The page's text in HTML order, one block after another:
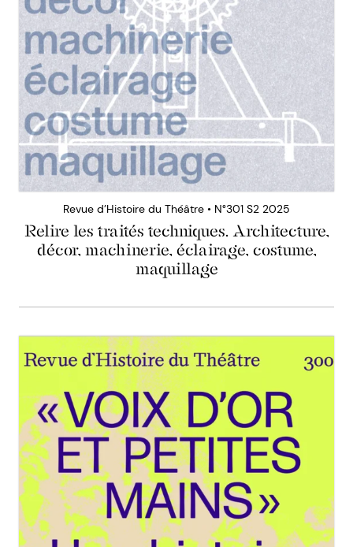
Revue d’Histoire du Théâtre • N°301 S2 2025
Relire les traités techniques. Architecture,
décor, machinerie, éclairage, costume,
maquillage